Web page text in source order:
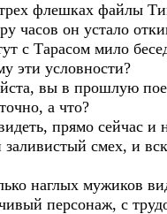
флешках файлы
часов он устало
с Тарасом мило
эти условности?
вы в прошлую
а что?
прямо сейчас и
смех, и
наглых мужиков
персонаж, с